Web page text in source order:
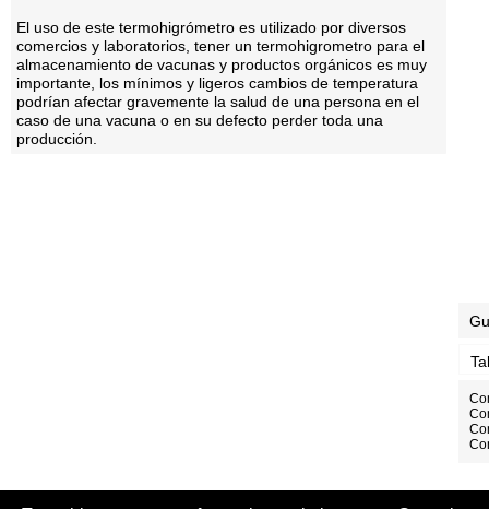
El uso de este termohigrómetro es utilizado por diversos
comercios y laboratorios, tener un termohigrometro para el
almacenamiento de vacunas y productos orgánicos es muy
importante, los mínimos y ligeros cambios de temperatura
podrían afectar gravemente la salud de una persona en el
caso de una vacuna o en su defecto perder toda una
producción.